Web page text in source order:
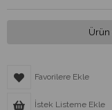
Ürün
Favorilere Ekle
İstek Listeme Ekle